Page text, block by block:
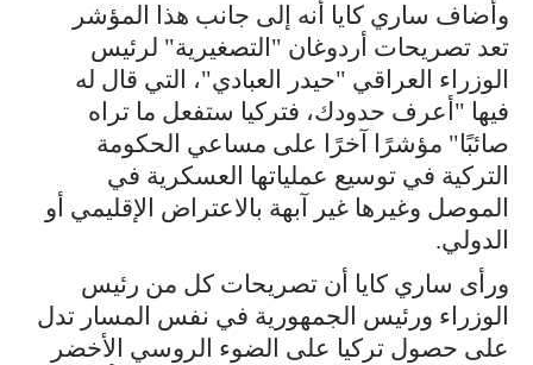
وأضاف ساري كايا أنه إلى جانب هذا المؤشر
تعد تصريحات أردوغان "التصغيرية" لرئيس
الوزراء العراقي "حيدر العبادي"، التي قال له
فيها "أعرف حدودك، فتركيا ستفعل ما تراه
صائبًا" مؤشرًا آخرًا على مساعي الحكومة
التركية في توسيع عملياتها العسكرية في
الموصل وغيرها غير آبهة بالاعتراض الإقليمي أو
الدولي.
ورأى ساري كايا أن تصريحات كل من رئيس
الوزراء ورئيس الجمهورية في نفس المسار تدل
على حصول تركيا على الضوء الروسي الأخضر